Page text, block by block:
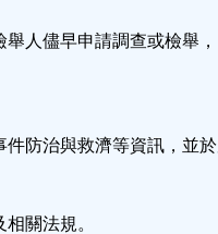
舉人儘早申請調查或檢舉
防治與救濟等資訊，並
關法規。